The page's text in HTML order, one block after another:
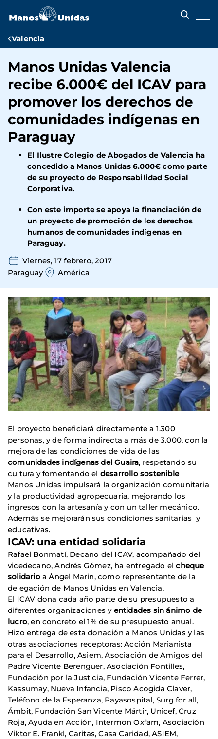
contenido
Ruta
navegación
Valencia
Manos Unidas Valencia
recibe 6.000€ del ICAV para
promover los derechos de
comunidades indígenas en
Paraguay
El Ilustre Colegio de Abogados de Valencia ha
concedido a Manos Unidas 6.000€ como parte
de su proyecto de Responsabilidad Social
Corporativa.
Con este importe se apoya la financiación de
un proyecto de promoción de los derechos
humanos de comunidades indígenas en
Paraguay.
Viernes, 17 febrero, 2017
Paraguay
América
El proyecto beneficiará directamente a 1.300
personas, y de forma indirecta a más de 3.000, con la
mejora de las condiciones de vida de las
comunidades indígenas del Guaira, respetando su
cultura y fomentando el desarrollo sostenible
Manos Unidas impulsará la organización comunitaria
y la productividad agropecuaria, mejorando los
ingresos con la artesanía y con un taller mecánico.
Además se mejorarán sus condiciones sanitarias y
educativas.
ICAV: una entidad solidaria
Rafael Bonmatí, Decano del ICAV, acompañado del
vicedecano, Andrés Gómez, ha entregado elcheque
solidarioa Ángel Marin, como representante de la
delegación de Manos Unidas en Valencia.
El ICAV dona cada año parte de su presupuesto a
diferentes organizaciones y entidades sin ánimo de
lucro, en concreto el 1% de su presupuesto anual.
Hizo entrega de esta donación a Manos Unidas y las
otras asociaciones receptoras: Acción Marianista
para el Desarrollo, Asiem, Asociación de Amigos del
Padre Vicente Berenguer, Asociación Fontilles,
Fundación por la Justicia, Fundación Vicente Ferrer,
Kassumay, Nueva Infancia, Pisco Acogida Claver,
Teléfono de la Esperanza, Payasospital, Surg for all,
Ámbit, Fundación San Vicente Mártir, Unicef, Cruz
Roja, Ayuda en Acción, Intermon Oxfam, Asociación
Viktor E. Frankl, Caritas, Casa Caridad, ASIEM,